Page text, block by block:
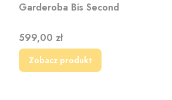
Garderoba Bis Second
Cena
599,00 zł
Zobacz produkt